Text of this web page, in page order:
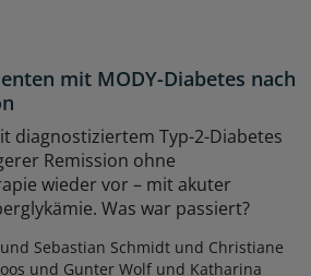
mit MODY-Diabetes nach
diagnostiziertem Typ-2-Diabetes
Remission ohne
wieder vor – mit akuter
Was war passiert?
Sebastian Schmidt und Christiane
und Gunter Wolf und Katharina